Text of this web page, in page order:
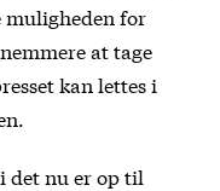
muligheden for
at tage
kan lettes i
det nu er op til